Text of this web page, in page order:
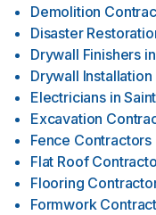
Demolition
Disaster
Drywall Finishers in
Drywall
Electricians in
Excavation
Fence Contractors
Flat Roof
Flooring
Formwork